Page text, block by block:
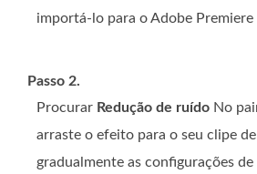
importá-lo para o Adobe Premiere
Passo 2.
Procurar Redução de ruído No
arraste o efeito para o seu clipe
gradualmente as configurações